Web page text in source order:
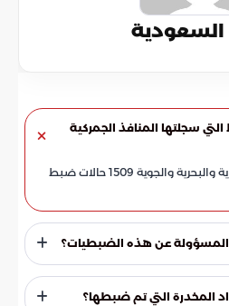
السعودية
سجلتها المنافذ الجمركية
سجلت المنافذ الجمركية البرية والبحرية والجوية 1509 حالات ضبط
المسؤولة عن هذه الضبطيات؟
المخدرة التي تم ضبطها؟